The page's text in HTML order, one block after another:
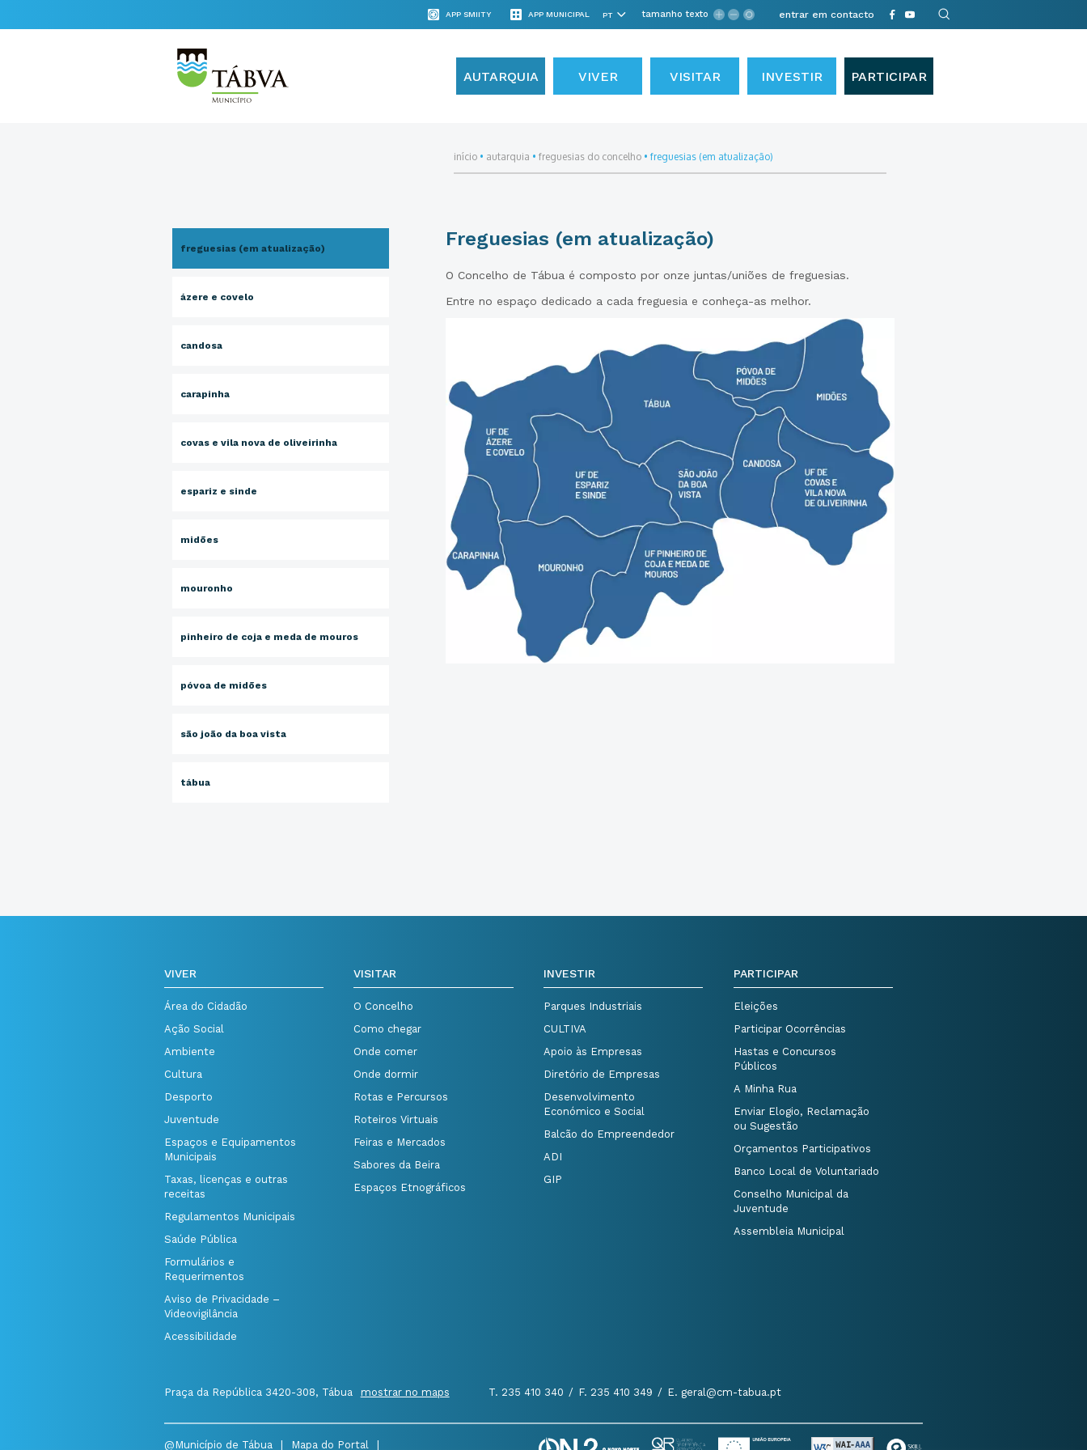
APP SMIITY APP MUNICIPAL tamanho texto entrar em contacto
AUTARQUIA VIVER VISITAR INVESTIR PARTICIPAR
freguesias (em atualização)
ázere e covelo
candosa
carapinha
covas e vila nova de oliveirinha
espariz e sinde
midões
mouronho
pinheiro de coja e meda de mouros
póvoa de midões
são joão da boa vista
tábua
início• autarquia •freguesias do concelho•freguesias (em atualização)
Freguesias (em atualização)
O Concelho de Tábua é composto por onze juntas/uniões de freguesias.
Entre no espaço dedicado a cada freguesia e conheça-as melhor.
VIVER
Área do Cidadão
Ação Social
Ambiente
Cultura
Desporto
Juventude
Espaços e Equipamentos
Municipais
Taxas, licenças e outras
receitas
Regulamentos Municipais
Saúde Pública
Formulários e
Requerimentos
Aviso de Privacidade –
Videovigilância
Acessibilidade
VISITAR
O Concelho
Como chegar
Onde comer
Onde dormir
Rotas e Percursos
Roteiros Virtuais
Feiras e Mercados
Sabores da Beira
Espaços Etnográficos
INVESTIR
Parques Industriais
CULTIVA
Apoio às Empresas
Diretório de Empresas
Desenvolvimento
Económico e Social
Balcão do Empreendedor
ADI
GIP
PARTICIPAR
Eleições
Participar Ocorrências
Hastas e Concursos
Públicos
A Minha Rua
Enviar Elogio, Reclamação
ou Sugestão
Orçamentos Participativos
Banco Local de Voluntariado
Conselho Municipal da
Juventude
Assembleia Municipal
Praça da República 3420-308, Tábua mostrar no maps T. 235 410 340 / F. 235 410 349 / E. geral@cm-tabua.pt
@Município de Tábua Mapa do Portal